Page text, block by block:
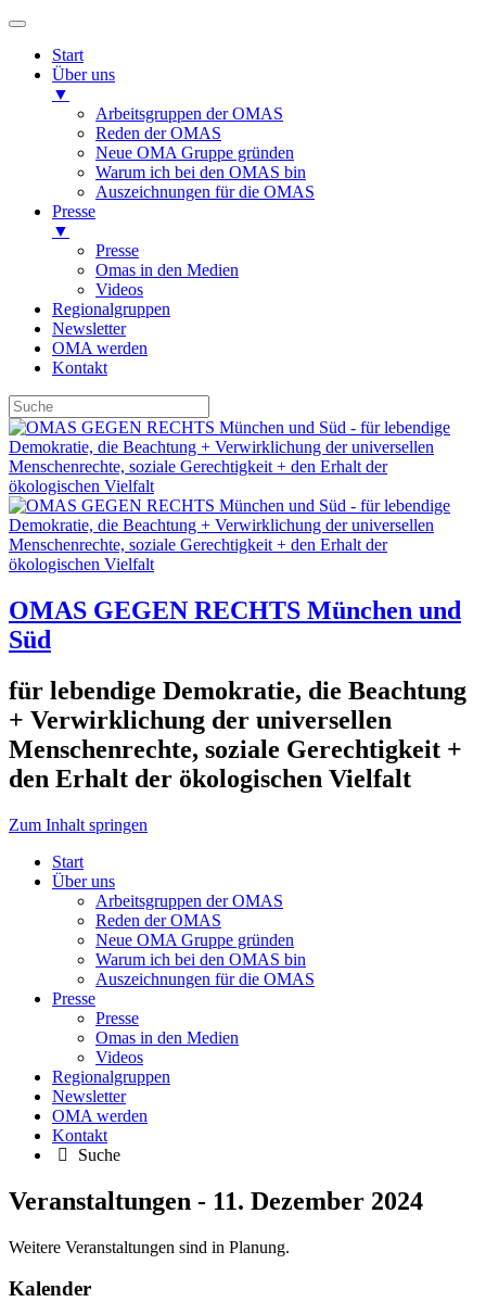
Start
Über uns
▼
Arbeitsgruppen der OMAS
Reden der OMAS
Neue OMA Gruppe gründen
Warum ich bei den OMAS bin
Auszeichnungen für die OMAS
Presse
▼
Presse
Omas in den Medien
Videos
Regionalgruppen
Newsletter
OMA werden
Kontakt
OMAS GEGEN RECHTS München und
Süd
für lebendige Demokratie, die Beachtung
+ Verwirklichung der universellen
Menschenrechte, soziale Gerechtigkeit +
den Erhalt der ökologischen Vielfalt
Zum Inhalt springen
Start
Über uns
Arbeitsgruppen der OMAS
Reden der OMAS
Neue OMA Gruppe gründen
Warum ich bei den OMAS bin
Auszeichnungen für die OMAS
Presse
Presse
Omas in den Medien
Videos
Regionalgruppen
Newsletter
OMA werden
Kontakt
Suche
Veranstaltungen - 11. Dezember 2024
Weitere Veranstaltungen sind in Planung.
Kalender